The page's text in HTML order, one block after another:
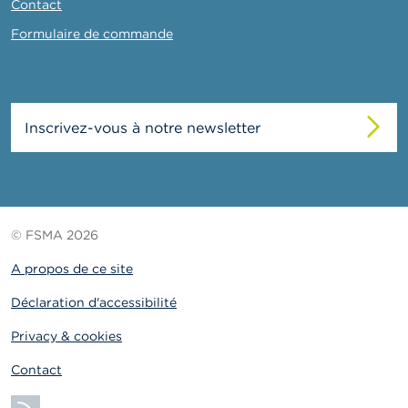
Contact
Formulaire de commande
Inscrivez-vous à notre newsletter
© FSMA 2026
A propos de ce site
Déclaration d'accessibilité
Privacy & cookies
Contact